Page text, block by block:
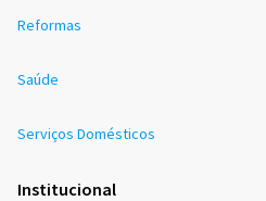
Reformas
Saúde
Serviços Domésticos
Institucional